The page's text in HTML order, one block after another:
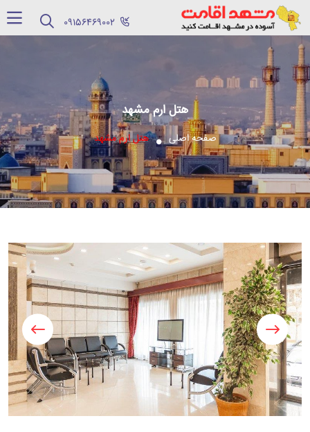
هتل ارم مشهد
صفحه اصلی هتل ارم مشهد